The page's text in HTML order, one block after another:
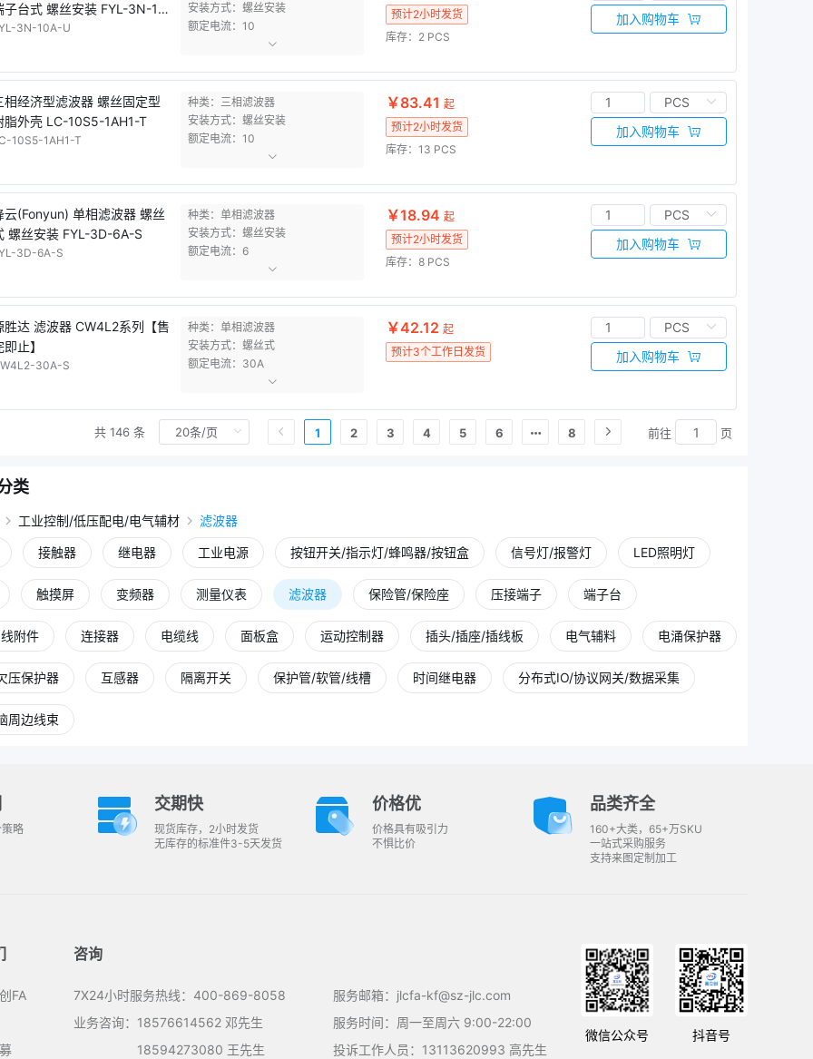
子台式 螺丝安装 FYL-3N-10
U【售完即止】
3N-10A-U
安装方式：螺丝安装
额定电流：10
预计2小时发货
库存：2 PCS
加入购物车
相经济型滤波器 螺丝固定型
脂外壳 LC-10S5-1AH1-T
10S5-1AH1-T
种类：三相滤波器
安装方式：螺丝安装
额定电流：10
￥83.41 起
预计2小时发货
库存：13 PCS
加入购物车
云(Fonyun) 单相滤波器 螺丝
螺丝安装 FYL-3D-6A-S
3D-6A-S
种类：单相滤波器
安装方式：螺丝安装
额定电流：6
￥18.94 起
预计2小时发货
库存：8 PCS
加入购物车
胜达 滤波器 CW4L2系列【售
即止】
30A-S
种类：单相滤波器
安装方式：螺丝式
额定电流：30A
￥42.12 起
预计3个工作日发货
加入购物车
共 146 条 1 2 3 4 5 6 8 前往 页
类
工业控制/低压配电/电气辅材 滤波器
接触器 继电器 工业电源 按钮开关/指示灯/蜂鸣器/按钮盒 信号灯/报警灯 LED照明灯
触摸屏 变频器 测量仪表 滤波器 保险管/保险座 压接端子 端子台
附件 连接器 电缆线 面板盒 运动控制器 插头/插座/插线板 电气辅料 电涌保护器
压保护器 互感器 隔离开关 保护管/软管/线槽 时间继电器 分布式IO/协议网关/数据采集
周边线束
略
交期快
现货库存，2小时发货
无库存的标准件3-5天发货
价格优
价格具有吸引力
不惧比价
品类齐全
160+大类，65+万SKU
一站式采购服务
支持来图定制加工
FA
咨询
7X24小时服务热线：400-869-8058
业务咨询：18576614562 邓先生
18594273080 王先生
服务邮箱：jlcfa-kf@sz-jlc.com
服务时间：周一至周六 9:00-22:00
投诉工作人员：13113620993 高先生
微信公众号 抖音号